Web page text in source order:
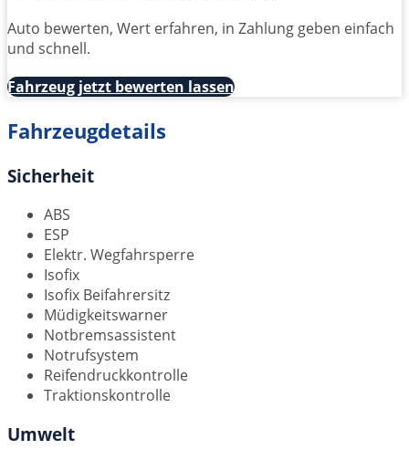
Auto bewerten, Wert erfahren, in Zahlung geben einfach
und schnell.
Fahrzeug jetzt bewerten lassen
Fahrzeugdetails
Sicherheit
ABS
ESP
Elektr. Wegfahrsperre
Isofix
Isofix Beifahrersitz
Müdigkeitswarner
Notbremsassistent
Notrufsystem
Reifendruckkontrolle
Traktionskontrolle
Umwelt